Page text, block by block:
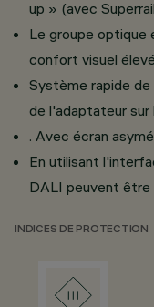
up » (avec
Le groupe optique
confort visuel
Système rapide
de l'adaptateur sur
. Avec écran
En utilisant
DALI peuvent être
INDICES DE PROTECTION